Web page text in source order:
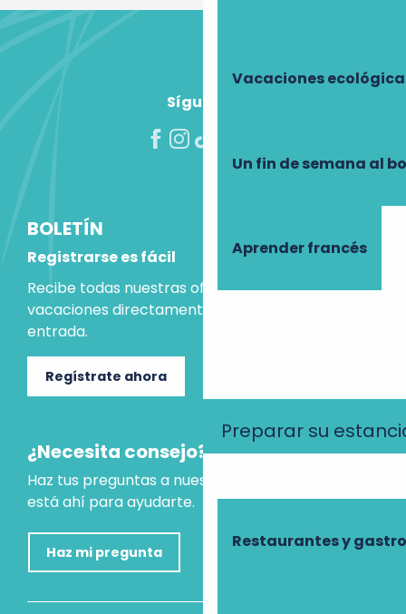
Vacaciones
Un fin de semana al
Aprender francés
Preparar su
Restaurantes y
Síguenos
BOLETÍN
Registrarse es fácil
Recibe todas nuestras ofertas e ideas para las
vacaciones directamente en tu bandeja de
entrada.
Regístrate ahora
¿Necesita consejo?
Haz tus preguntas a nuestro asistente virtual, que
está ahí para ayudarte.
Haz mi pregunta